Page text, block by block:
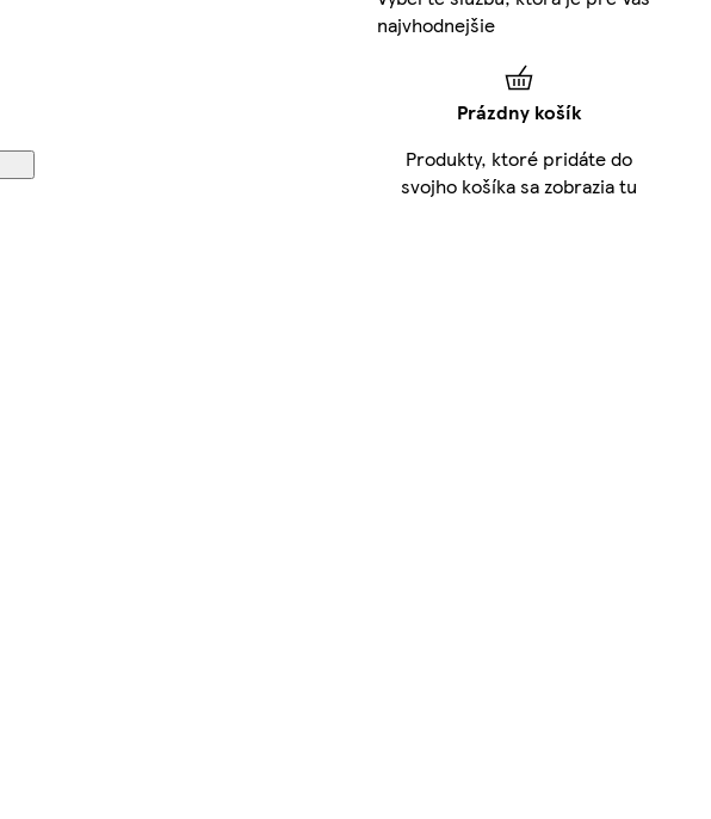
najvhodnejšie
Prázdny košík
Produkty, ktoré pridáte do
svojho košíka sa zobrazia tu